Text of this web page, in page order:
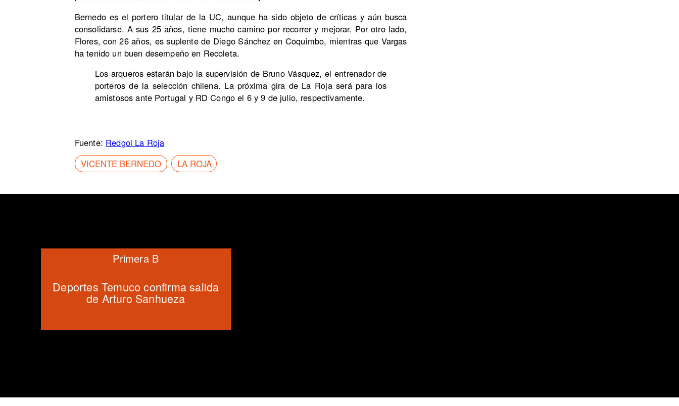
Bernedo es el portero titular de la UC, aunque ha sido objeto de críticas y aún busca
consolidarse. A sus 25 años, tiene mucho camino por recorrer y mejorar. Por otro lado,
Flores, con 26 años, es suplente de Diego Sánchez en Coquimbo, mientras que Vargas
ha tenido un buen desempeño en Recoleta.
Los arqueros estarán bajo la supervisión de Bruno Vásquez, el entrenador de
porteros de la selección chilena. La próxima gira de La Roja será para los
amistosos ante Portugal y RD Congo el 6 y 9 de julio, respectivamente.
Fuente: Redgol La Roja
VICENTE BERNEDO
LA ROJA
Deportes Temuco confirma salida
de Arturo Sanhueza
Primera B